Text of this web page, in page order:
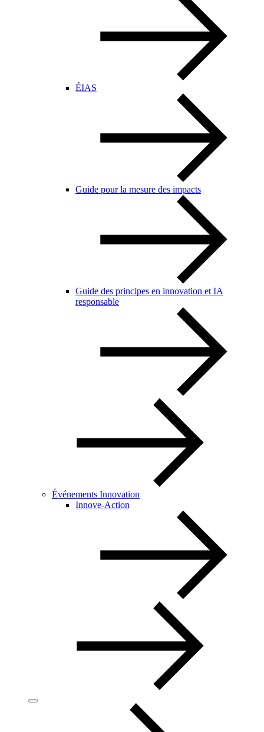
ÉIAS
Guide pour la mesure des impacts
Guide des principes en innovation et IA
responsable
Événements Innovation
Innove-Action